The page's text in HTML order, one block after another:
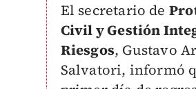
El secretario de
Civil y Gestión
Riesgos, Gustavo
Salvatori, informó